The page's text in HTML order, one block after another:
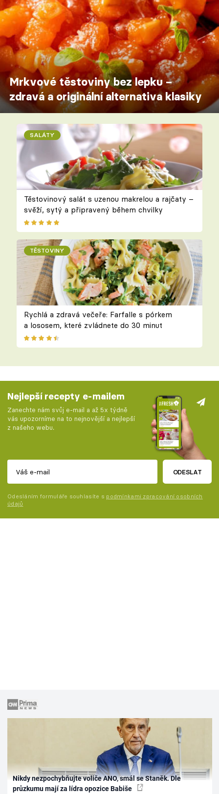
Mrkvové těstoviny bez lepku –
zdravá a originální alternativa klasiky
SALÁTY
Těstovinový salát s uzenou makrelou a rajčaty –
svěží, sytý a připravený během chvilky
TĚSTOVINY
Rychlá a zdravá večeře: Farfalle s pórkem
a lososem, které zvládnete do 30 minut
Nejlepší recepty e-mailem
Zanechte nám svůj e-mail a až 5x týdně
vás upozorníme na to nejnovější a nejlepší
z našeho webu.
ODESLAT
Odesláním formuláře souhlasíte s podmínkami zpracování osobních
údajů
Nikdy nezpochybňujte voliče ANO, smál se Staněk. Dle
průzkumu mají za lídra opozice Babiše